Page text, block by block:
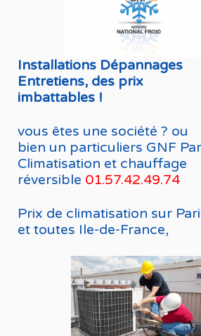
Installations Dépannages
Entretiens, des prix
imbattables !
vous êtes une société ? ou
bien un particuliers GNF
Climatisation et chauffage
réversible 01.57.42.49.74
Prix de climatisation sur
et toutes Ile-de-France,